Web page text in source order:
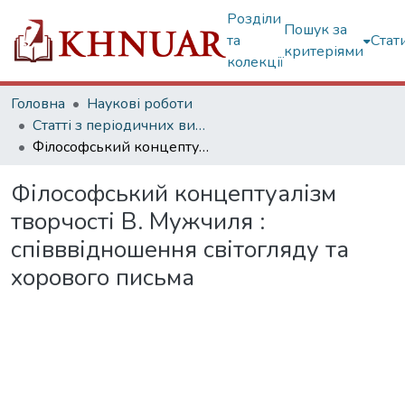
Розділи
та
колекції
Пошук за
критеріями
Головна
Наукові роботи
Статті з періодичних видань
Філософський концептуалізм творчості В. Мужчиля : співввідношення світогляду та хорового письма
Філософський концептуалізм
творчості В. Мужчиля :
співввідношення світогляду та
хорового письма